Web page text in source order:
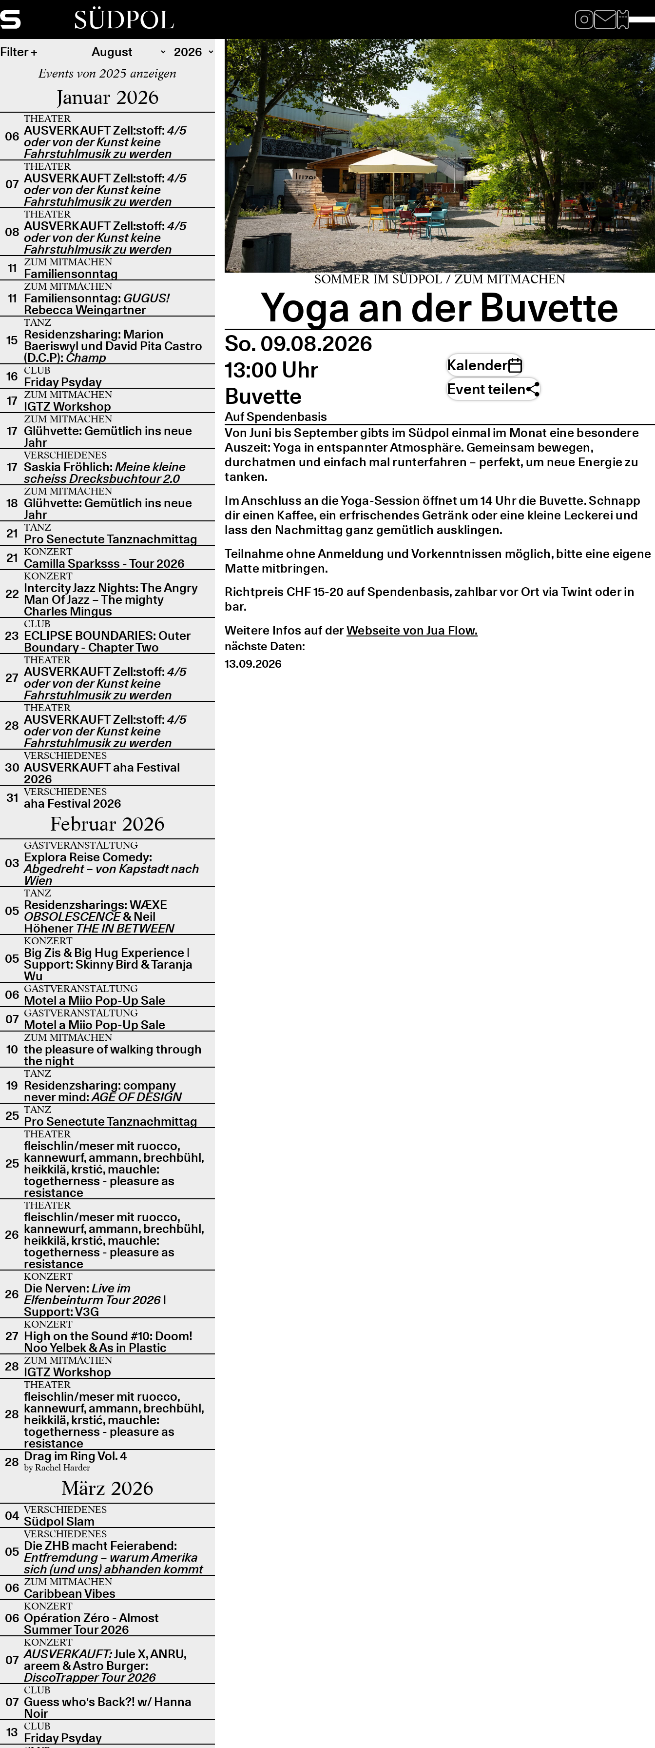
SÜDPOL
Filter
Events von 2025 anzeigen
Januar 2026
06
THEATER
AUSVERKAUFT Zell:stoff: 4/5
oder von der Kunst keine
Fahrstuhlmusik zu werden
07
THEATER
AUSVERKAUFT Zell:stoff: 4/5
oder von der Kunst keine
Fahrstuhlmusik zu werden
08
THEATER
AUSVERKAUFT Zell:stoff: 4/5
oder von der Kunst keine
Fahrstuhlmusik zu werden
11
ZUM MITMACHEN
Familiensonntag
11
ZUM MITMACHEN
Familiensonntag: GUGUS!
Rebecca Weingartner
15
TANZ
Residenzsharing: Marion
Baeriswyl und David Pita Castro
(D.C.P): Champ
16 CLUB
Friday Psyday
17 ZUM MITMACHEN
IGTZ Workshop
17
ZUM MITMACHEN
Glühvette: Gemütlich ins neue
Jahr
17
VERSCHIEDENES
Saskia Fröhlich: Meine kleine
scheiss Drecksbuchtour 2.0
18
ZUM MITMACHEN
Glühvette: Gemütlich ins neue
Jahr
21 TANZ
Pro Senectute Tanznachmittag
21 KONZERT
Camilla Sparksss - Tour 2026
22
KONZERT
Intercity Jazz Nights: The Angry
Man Of Jazz – The mighty
Charles Mingus
23
CLUB
ECLIPSE BOUNDARIES: Outer
Boundary - Chapter Two
27
THEATER
AUSVERKAUFT Zell:stoff: 4/5
oder von der Kunst keine
Fahrstuhlmusik zu werden
28
THEATER
AUSVERKAUFT Zell:stoff: 4/5
oder von der Kunst keine
Fahrstuhlmusik zu werden
30
VERSCHIEDENES
AUSVERKAUFT aha Festival
2026
31 VERSCHIEDENES
aha Festival 2026
Februar 2026
03
GASTVERANSTALTUNG
Explora Reise Comedy:
Abgedreht – von Kapstadt nach
Wien
05
TANZ
Residenzsharings: WÆXE
OBSOLESCENCE& Neil
Höhener THE IN BETWEEN
05
KONZERT
Big Zis & Big Hug Experience |
Support: Skinny Bird & Taranja
Wu
06 GASTVERANSTALTUNG
Motel a Miio Pop-Up Sale
07 GASTVERANSTALTUNG
Motel a Miio Pop-Up Sale
10
ZUM MITMACHEN
the pleasure of walking through
the night
19
TANZ
Residenzsharing: company
never mind:AGE OF DESIGN
25 TANZ
Pro Senectute Tanznachmittag
25
THEATER
fleischlin/meser mit ruocco,
kannewurf, ammann, brechbühl,
heikkilä, krstić, mauchle:
togetherness - pleasure as
resistance
26
THEATER
fleischlin/meser mit ruocco,
kannewurf, ammann, brechbühl,
heikkilä, krstić, mauchle:
togetherness - pleasure as
resistance
26
KONZERT
Die Nerven:Live im
Elfenbeinturm Tour 2026 |
Support: V3G
27
KONZERT
High on the Sound #10: Doom!
Noo Yelbek & As in Plastic
28 ZUM MITMACHEN
IGTZ Workshop
28
THEATER
fleischlin/meser mit ruocco,
kannewurf, ammann, brechbühl,
heikkilä, krstić, mauchle:
togetherness - pleasure as
resistance
28 Drag im Ring Vol. 4
by Rachel Harder
März 2026
04 VERSCHIEDENES
Südpol Slam
05
VERSCHIEDENES
Die ZHB macht Feierabend:
Entfremdung – warum Amerika
sich (und uns) abhanden kommt
06 ZUM MITMACHEN
Caribbean Vibes
06
KONZERT
Opération Zéro - Almost
Summer Tour 2026
07
KONZERT
AUSVERKAUFT:Jule X, ANRU,
areem & Astro Burger:
DiscoTrapper Tour 2026
07
CLUB
Guess who's Back?! w/ Hanna
Noir
13 CLUB
Friday Psyday
SOMMER IM SÜDPOL / ZUM MITMACHEN
Yoga an der Buvette
So. 09.08.2026
13:00 Uhr
Buvette
Auf Spendenbasis
Kalender
Event teilen
Von Juni bis September gibts im Südpol einmal im Monat eine besondere
Auszeit: Yoga in entspannter Atmosphäre. Gemeinsam bewegen,
durchatmen und einfach mal runterfahren – perfekt, um neue Energie zu
tanken.
Im Anschluss an die Yoga-Session öffnet um 14 Uhr die Buvette. Schnapp
dir einen Kaffee, ein erfrischendes Getränk oder eine kleine Leckerei und
lass den Nachmittag ganz gemütlich ausklingen.
Teilnahme ohne Anmeldung und Vorkenntnissen möglich, bitte eine eigene
Matte mitbringen.
Richtpreis CHF 15-20 auf Spendenbasis, zahlbar vor Ort via Twint oder in
bar.
Weitere Infos auf derWebseite von Jua Flow.
nächste Daten:
13.09.2026